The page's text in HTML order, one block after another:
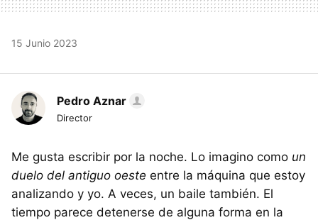
15 Junio 2023
Pedro Aznar
Director
Me gusta escribir por la noche. Lo imagino como un
duelo del antiguo oeste entre la máquina que estoy
analizando y yo. A veces, un baile también. El
tiempo parece detenerse de alguna forma en la